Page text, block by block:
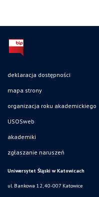
deklaracja dostępności
mapa strony
organizacja roku akademickiego
USOSweb
akademiki
zgłaszanie naruszeń
Uniwersytet Śląski w Katowicach
ul. Bankowa 12, 40-007 Katowice